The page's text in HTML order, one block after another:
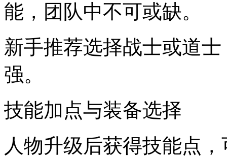
能，团队中不可或缺。
新手推荐选择战士或道
强。
技能加点与装备选择
人物升级后获得技能点